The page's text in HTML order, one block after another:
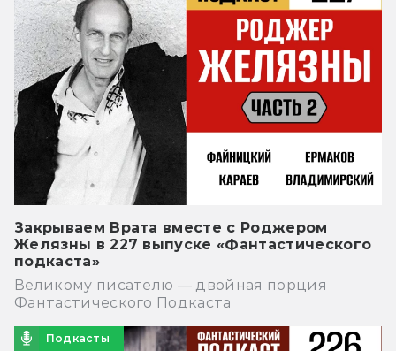
Закрываем Врата вместе с Роджером
Желязны в 227 выпуске «Фантастического
подкаста»
Великому писателю — двойная порция
Фантастического Подкаста
Подкасты